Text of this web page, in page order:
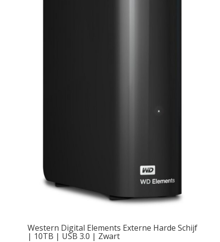
Western Digital Elements Externe Harde Schijf
| 10TB | USB 3.0 | Zwart